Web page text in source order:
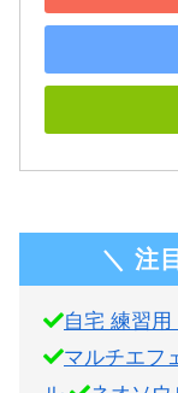
＼ 注
自宅 練習
マルチエフ